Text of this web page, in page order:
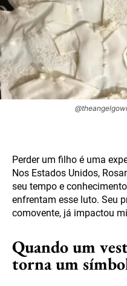
Perder um filho é uma
Nos Estados Unidos,
seu tempo e
enfrentam esse luto. Seu
comovente, já impactou
Quando um
torna um